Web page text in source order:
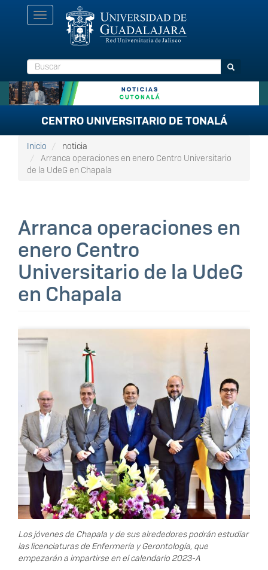
Toggle
navigation
Buscar Buscar
CENTRO UNIVERSITARIO DE TONALÁ
Inicio
noticia
Arranca operaciones en enero Centro Universitario
de la UdeG en Chapala
Arranca operaciones en
enero Centro
Universitario de la UdeG
en Chapala
Los jóvenes de Chapala y de sus alrededores podrán estudiar
las licenciaturas de Enfermería y Gerontología, que
empezarán a impartirse en el calendario 2023-A